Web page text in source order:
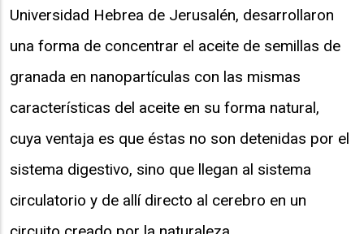
Universidad Hebrea de Jerusalén, desarrollaron
una forma de concentrar el aceite de semillas de
granada en nanopartículas con las mismas
características del aceite en su forma natural,
cuya ventaja es que éstas no son detenidas por el
sistema digestivo, sino que llegan al sistema
circulatorio y de allí directo al cerebro en un